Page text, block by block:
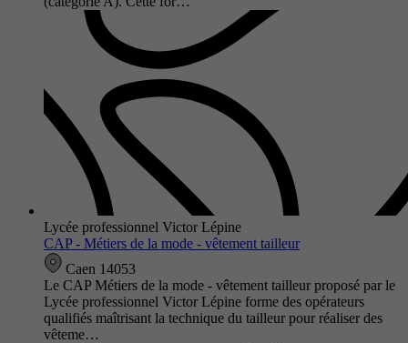
Lycée professionnel Victor Lépine
CAP - Métiers de la mode - vêtement tailleur
Caen 14053
Le CAP Métiers de la mode - vêtement tailleur proposé par le
Lycée professionnel Victor Lépine forme des opérateurs
qualifiés maîtrisant la technique du tailleur pour réaliser des
vêteme…